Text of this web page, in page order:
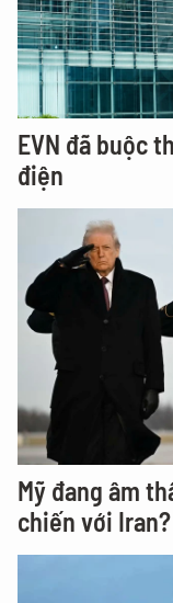
EVN đã buộc
điện
Mỹ đang âm
chiến với Iran?